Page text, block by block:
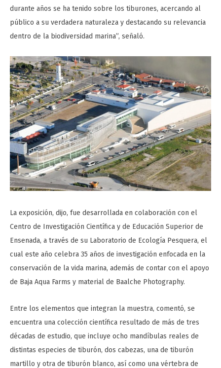
durante años se ha tenido sobre los tiburones, acercando al
público a su verdadera naturaleza y destacando su relevancia
dentro de la biodiversidad marina”, señaló.
La exposición, dijo, fue desarrollada en colaboración con el
Centro de Investigación Científica y de Educación Superior de
Ensenada, a través de su Laboratorio de Ecología Pesquera, el
cual este año celebra 35 años de investigación enfocada en la
conservación de la vida marina, además de contar con el apoyo
de Baja Aqua Farms y material de Baalche Photography.
Entre los elementos que integran la muestra, comentó, se
encuentra una colección científica resultado de más de tres
décadas de estudio, que incluye ocho mandíbulas reales de
distintas especies de tiburón, dos cabezas, una de tiburón
martillo y otra de tiburón blanco, así como una vértebra de